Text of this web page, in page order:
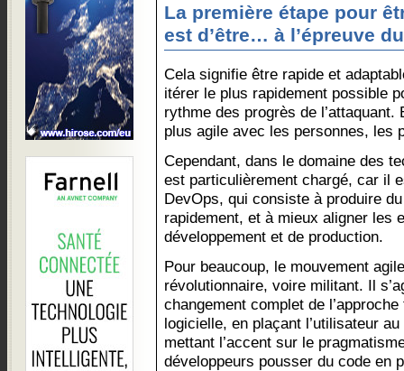
La première étape pour
est d’être… à l’épreuve
Cela signifie être rapide et
itérer le plus rapidement possible
rythme des progrès de
plus agile avec les personnes, les
Cependant, dans le domaine des
est particulièrement chargé, car il
DevOps, qui consiste à produire
rapidement, et à mieux aligner les
développement et de production.
Pour beaucoup, le mouvement
révolutionnaire, voire militant. Il
changement complet de
logicielle, en plaçant l’utilisateur
mettant l’accent sur le
développeurs pousser du code en